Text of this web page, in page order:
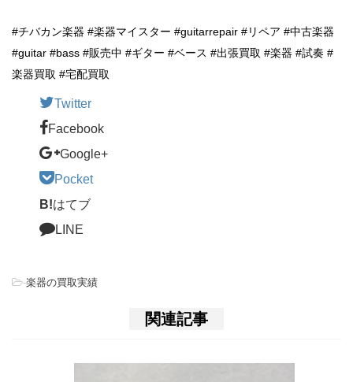
#チバカン楽器 #楽器マイスター #guitarrepair #リペア #中古楽器
#guitar #bass #販売中 #ギター #ベース #出張買取 #楽器 #試奏 #
楽器買取 #宅配買取
Twitter
Facebook
Google+
Pocket
B!はてブ
LINE
-楽器の買取実績
関連記事